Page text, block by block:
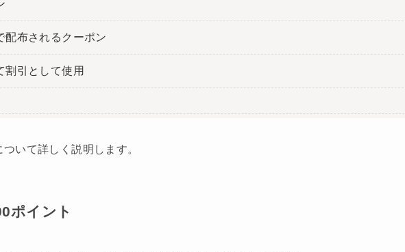
配布されるクーポン
割引として使用
いて詳しく説明します。
ポイント